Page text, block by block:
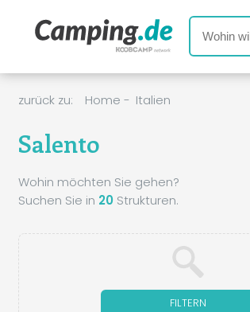
zurück zu: Home - Italien
Salento
Wohin möchten Sie gehen?
Suchen Sie in 20Strukturen.
FILTERN